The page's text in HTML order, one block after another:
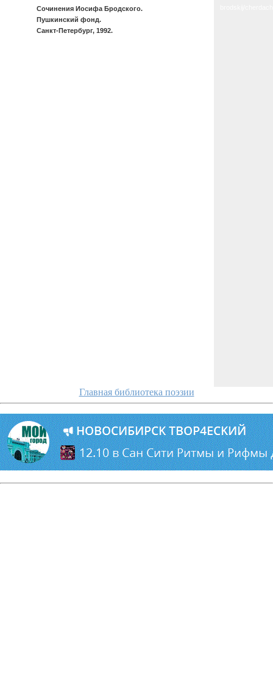
Сочинения Иосифа Бродского.
Пушкинский фонд.
Санкт-Петербург, 1992.
Главная библиотека поэзии